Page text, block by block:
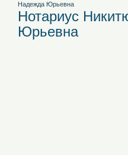
Надежда Юрьевна
Нотариус
Юрьевна